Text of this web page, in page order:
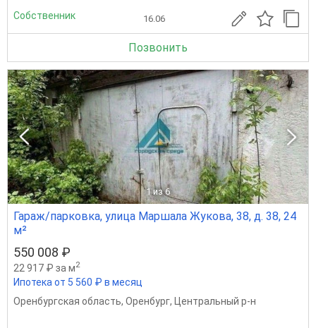
Собственник 16.06
Позвонить
1 из 6
Гараж/парковка, улица Маршала Жукова, 38, д. 38, 24
м²
550 008 ₽
22 917 ₽ за м2
Ипотека от 5 560 ₽ в месяц
Оренбургская область, Оренбург, Центральный р-н